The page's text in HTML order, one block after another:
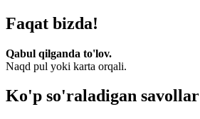
Faqat bizda!
Qabul qilganda to'lov.
Naqd pul yoki karta orqali.
Ko'p so'raladigan savollar